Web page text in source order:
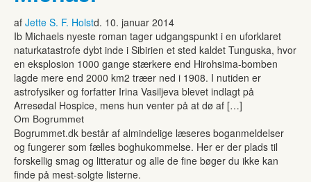
af Jette S. F. Holstd. 10. januar 2014
Ib Michaels nyeste roman tager udgangspunkt i en uforklaret
naturkatastrofe dybt inde i Sibirien et sted kaldet Tunguska, hvor
en eksplosion 1000 gange stærkere end Hirohsima-bomben
lagde mere end 2000 km2 træer ned i 1908. I nutiden er
astrofysiker og forfatter Irina Vasiljeva blevet indlagt på
Arresødal Hospice, mens hun venter på at dø af […]
Om Bogrummet
Bogrummet.dk består af almindelige læseres boganmeldelser
og fungerer som fælles boghukommelse. Her er der plads til
forskellig smag og litteratur og alle de fine bøger du ikke kan
finde på mest-solgte listerne.